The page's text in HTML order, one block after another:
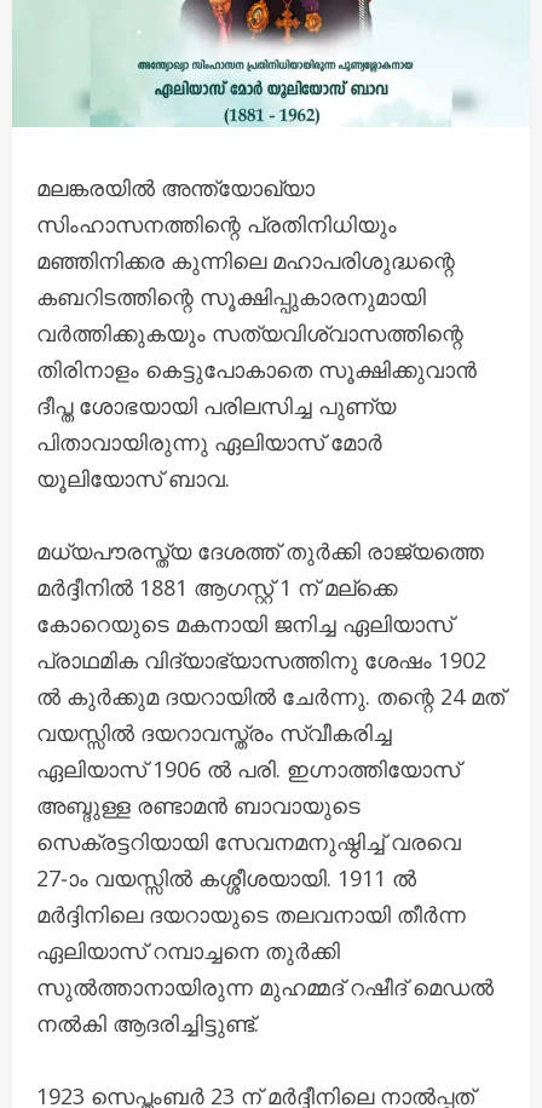
മലങ്കരയിൽ അന്ത്യോഖ്യാ
സിംഹാസനത്തിന്റെ പ്രതിനിധിയും
മഞ്ഞിനിക്കര കുന്നിലെ മഹാപരിശുദ്ധന്റെ
കബറിടത്തിന്റെ സൂക്ഷിപ്പുകാരനുമായി
വർത്തിക്കുകയും സത്യവിശ്വാസത്തിന്റെ
തിരിനാളം കെട്ടുപോകാതെ സൂക്ഷിക്കുവാൻ
ദീപ്ത ശോഭയായി പരിലസിച്ച പുണ്യ
പിതാവായിരുന്നു ഏലിയാസ് മോർ
യൂലിയോസ് ബാവ.
മധ്യപൗരസ്ത്യ ദേശത്ത് തുർക്കി രാജ്യത്തെ
മർദ്ദീനിൽ 1881 ആഗസ്റ്റ് 1 ന് മല്ക്കെ
കോറെയുടെ മകനായി ജനിച്ച ഏലിയാസ്
പ്രാഥമിക വിദ്യാഭ്യാസത്തിനു ശേഷം 1902
ൽ കുർക്കുമ ദയറായിൽ ചേർന്നു. തന്റെ 24 മത്
വയസ്സിൽ ദയറാവസ്ത്രം സ്വീകരിച്ച
ഏലിയാസ് 1906 ൽ പരി. ഇഗ്നാത്തിയോസ്
അബ്ദുള്ള രണ്ടാമൻ ബാവായുടെ
സെക്രട്ടറിയായി സേവനമനുഷ്ഠിച്ച് വരവെ
27-ാം വയസ്സിൽ കശ്ശീശയായി. 1911 ൽ
മർദ്ദിനിലെ ദയറായുടെ തലവനായി തീർന്ന
ഏലിയാസ് റമ്പാച്ചനെ തുർക്കി
സുൽത്താനായിരുന്ന മുഹമ്മദ് റഷീദ് മെഡൽ
നൽകി ആദരിച്ചിട്ടുണ്ട്.
1923 സെപ്തംബർ 23 ന് മർദ്ദീനിലെ നാൽപ്പത്